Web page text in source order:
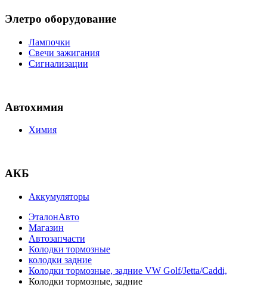
Элетро оборудование
Лампочки
Свечи зажигания
Сигнализации
Автохимия
Химия
АКБ
Аккумуляторы
ЭталонАвто
Магазин
Автозапчасти
Колодки тормозные
колодки задние
Колодки тормозные, задние VW Golf/Jetta/Caddi,
Колодки тормозные, задние